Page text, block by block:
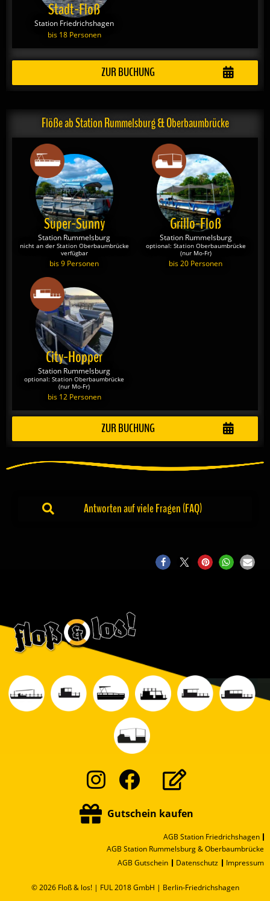
Stadt-Floß
Station Friedrichshagen
bis 18 Personen
ZUR BUCHUNG
Flöße ab Station Rummelsburg & Oberbaumbrücke
Super-Sunny
Station Rummelsburg
nicht an der Station Oberbaumbrücke
verfügbar
bis 9 Personen
Grillo-Floß
Station Rummelsburg
optional: Station Oberbaumbrücke
(nur Mo-Fr)
bis 20 Personen
City-Hopper
Station Rummelsburg
optional: Station Oberbaumbrücke
(nur Mo-Fr)
bis 12 Personen
ZUR BUCHUNG
Antworten auf viele Fragen (FAQ)
Instagram
Facebook
Gutschein kaufen
AGB Station Friedrichshagen
AGB Station Rummelsburg & Oberbaumbrücke
AGB Gutschein
Datenschutz Impressum
© 2026 Floß & los! | FUL 2018 GmbH | Berlin-Friedrichshagen